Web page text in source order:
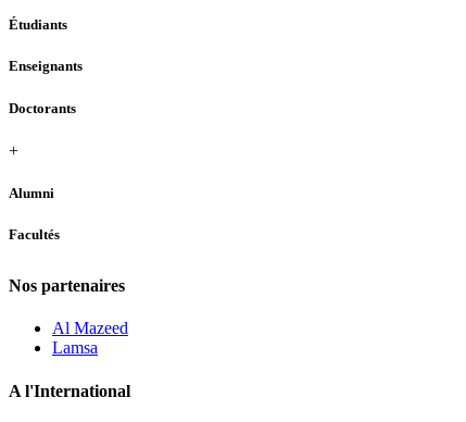
Étudiants
Enseignants
Doctorants
+
Alumni
Facultés
Nos partenaires
Al Mazeed
Lamsa
A l'International